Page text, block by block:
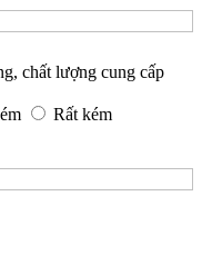
chất lượng cung cấp
Rất kém